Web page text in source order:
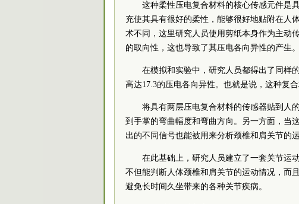
这种柔性压电复合材料的核心传感元件是
充使其具有很好的柔性，能够很好地贴附在人
术不同，这里研究人员使用剪纸本身作为主动
的取向性，这也导致了其压电各向异性的产生。
在模拟和实验中，研究人员都得出了同样
高达17.3的压电各向异性。也就是说，这种复
将具有两层压电复合材料的传感器贴到人
到手掌的弯曲幅度和弯曲方向。另一方面，当
出的不同信号也能被用来分析颈椎和肩关节的
在此基础上，研究人员建立了一套关节运
不但能判断人体颈椎和肩关节的运动情况，而
避免长时间久坐带来的各种关节疾病。